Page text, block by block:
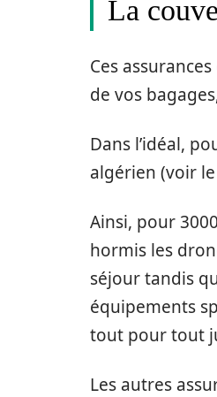
La
Ces
de vos
Dans l’idéal,
algérien (voir le
Ainsi, pour
hormis les
séjour tandis
équipements
tout pour tout
Les autres